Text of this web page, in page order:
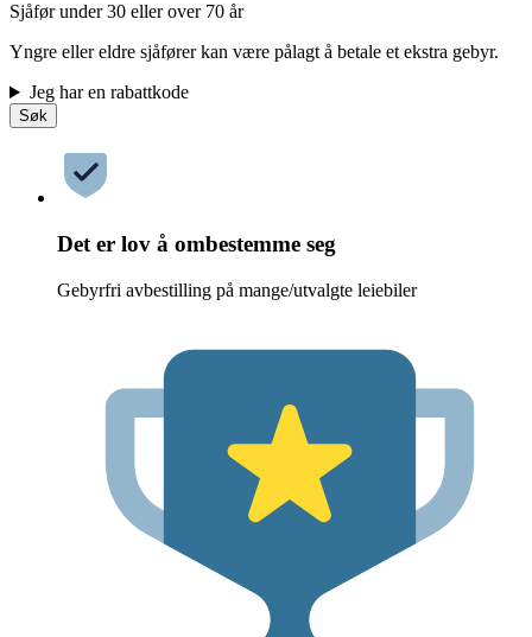
Sjåfør under 30 eller over 70 år
Yngre eller eldre sjåfører kan være pålagt å betale et ekstra gebyr.
Jeg har en rabattkode
Søk
Det er lov å ombestemme seg
Gebyrfri avbestilling på mange/utvalgte leiebiler